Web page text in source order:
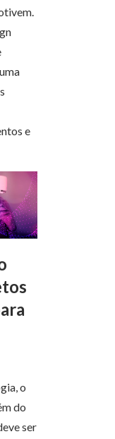
e
o
do
ser